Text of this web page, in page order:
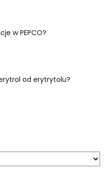
w PEPCO?
od erytrytolu?